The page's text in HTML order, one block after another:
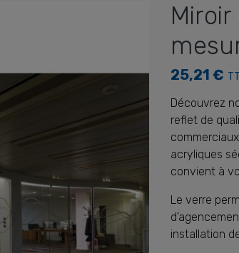
25,21 €
Découvrez
reflet de
acryliques
convient à
Le verre
installation